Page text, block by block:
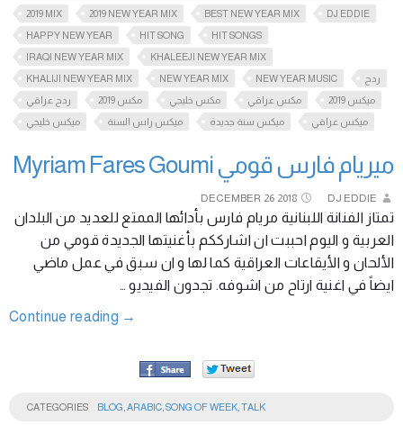
2019 MIX 2019 NEW YEAR MIX BEST NEW YEAR MIX
DJ EDDIE
HAPPY NEW YEAR
HIT SONG
HIT SONGS
IRAQI NEW YEAR MIX
KHALEEJI NEW YEAR MIX
KHALIJI NEW YEAR MIX
NEW YEAR MIX NEW YEAR MUSIC
ردح
ردح عراقي
مكس 2019 مكس خليجي مكس عراقي
ميكس 2019
ميكس خليجي
ميكس راس السنة ميكس سنة جديدة ميكس عراقي
ميريام فارس قومي Myriam Fares Goumi
DECEMBER 26 2018 DJ EDDIE
تمتاز الفنانة اللبنانية مريام فارس بأدائها الممتع للعديد من البلدان
العربية و اليوم احببت ان اشارككم بأغنيتها الجديدة قومي من
الألحان و الأيقاعات العراقية كما لها و ان سبق في عمل ماضي
ايضاً في اغنية ارتاح من اشوفه. تجدون الفيديو …
Continue reading →
CATEGORIES BLOG ARABIC SONG OF WEEK TALK